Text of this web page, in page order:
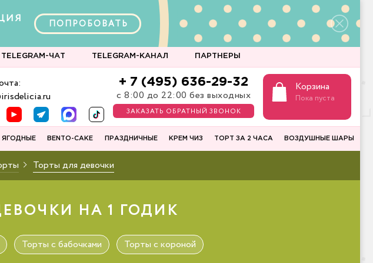
ПОПРОБОВАТЬ
TELEGRAM-ЧАТ TELEGRAM-КАНАЛ ПАРТНЕРЫ
+ 7 (495) 636-29-32
с 8:00 до 22:00 без выходных
ЗАКАЗАТЬ ОБРАТНЫЙ ЗВОНОК
Корзина
Пока пуста
ЯГОДНЫЕ BENTO-CAKE ПРАЗДНИЧНЫЕ КРЕМ ЧИЗ ТОРТ ЗА 2 ЧАСА ВОЗДУШНЫЕ ШАРЫ
Торты для девочки
НА 1 ГОДИК
Торты с бабочками Торты с короной